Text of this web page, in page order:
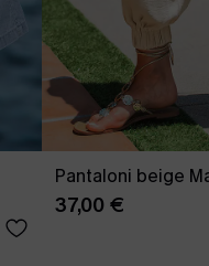
Pantaloni beige
37,00 €